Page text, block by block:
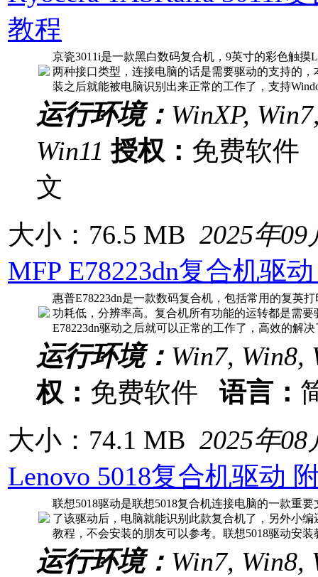
教程
京瓷3011i是一款黑白数码复合机，9英寸的彩色触摸
两种接口类型，连接电脑的话是需要驱动的支持的
装之后就能被电脑识别出来正常的工作了，支持
运行环境： WinXP,
Win11 授权： 免费软
文
大小：76.5 MB 2025年09
MFP E78223dn复合机驱
惠普E78223dn是一款数码复合机，包括常用的复英
功耗低，分辨率高。复合机所有功能的运转都是需
E78223dn驱动之后就可以正常的工作了，高效的解
运行环境： Win7, Win8,
权： 免费软件 语言：
大小：74.1 MB 2025年08
Lenovo 5018复合机驱动
联想5018驱动是联想5018复合机连接电脑的一款重
了该驱动后，电脑就能识别此款复合机了，另外小
教程，不会安装的朋友可以参考。联想5018驱动安
运行环境： Win7, Win8,